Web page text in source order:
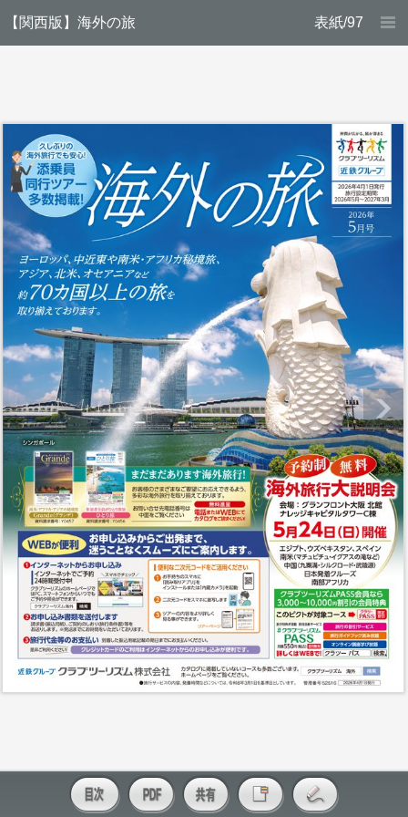
【関西版】海外の旅 表紙/97